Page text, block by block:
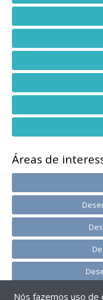
Áreas de
Nós fazemos uso de